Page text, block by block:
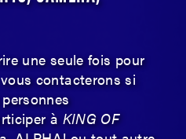
une seule fois pour
contacterons si
àKING OF